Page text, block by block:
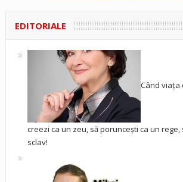
EDITORIALE
Când viața
creezi ca un zeu, să poruncești ca un rege,
sclav!